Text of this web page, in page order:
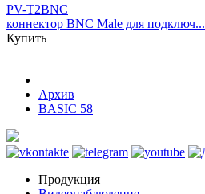
PV-T2BNC
коннектор BNC Male для подключ...
Купить
Архив
BASIC 58
Продукция